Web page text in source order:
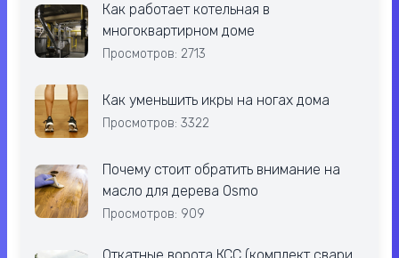
Как работает котельная в
многоквартирном доме
Просмотров: 2713
Как уменьшить икры на ногах дома
Просмотров: 3322
Почему стоит обратить внимание на
масло для дерева Osmo
Просмотров: 909